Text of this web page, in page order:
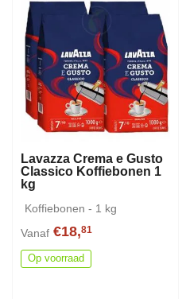
Lavazza Crema e Gusto
Classico Koffiebonen 1
kg
Koffiebonen - 1 kg
Vanaf €18,81
Op voorraad